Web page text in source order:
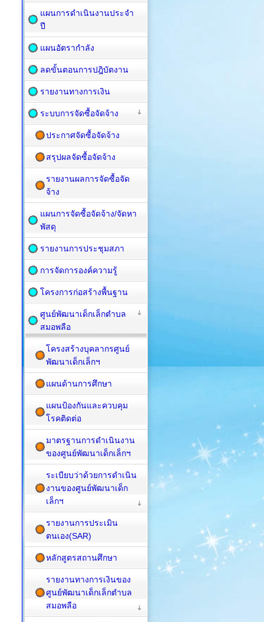
แผนการดำเนินงานประจำ
ปี
แผนอัตรากำลัง
ลดขั้นตอนการปฎิบัตงาน
รายงานทางการเงิน
ระบบการจัดซื้อจัดจ้าง
ประกาศจัดซื้อจัดจ้าง
สรุปผลจัดซื้อจัดจ้าง
รายงานผลการจัดซื้อจัด
จ้าง
แผนการจัดซื้อ​จัดจ้าง/จัดหา
พัสดุ
รายงานการประชุมสภา
การจัดการองค์ความรู้
โครงการก่อสร้างพื้นฐาน
ศูนย์พัฒนาเด็กเล็กตำบล
สมอพลือ
โครงสร้างบุคลากรศูนย์
พัฒนาเด็กเล็กฯ
แผนด้านการศึกษา
แผนป้องกันและควบคุม
โรคติดต่อ
มาตรฐานการดำเนินงาน
ของศูนย์พัฒนาเด็กเล็กฯ
ระเบียบว่าด้วยการดำเนิน
งานของศูนย์พัฒนาเด็ก
เล็กฯ
รายงานการประเมิน
ตนเอง(SAR)
หลักสูตรสถานศึกษา
รายงานทางการเงินของ
ศูนย์พัฒนาเด็กเล็กตำบล
สมอพลือ